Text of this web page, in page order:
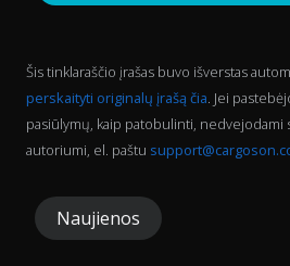
Šis tinklaraščio įrašas buvo išverstas
perskaityti originalų įrašą čia. Jei
pasiūlymų, kaip patobulinti, nedvejodami
autoriumi, el. paštu
Naujienos